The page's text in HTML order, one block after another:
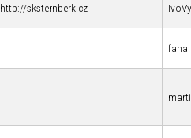
http://sksternberk.cz